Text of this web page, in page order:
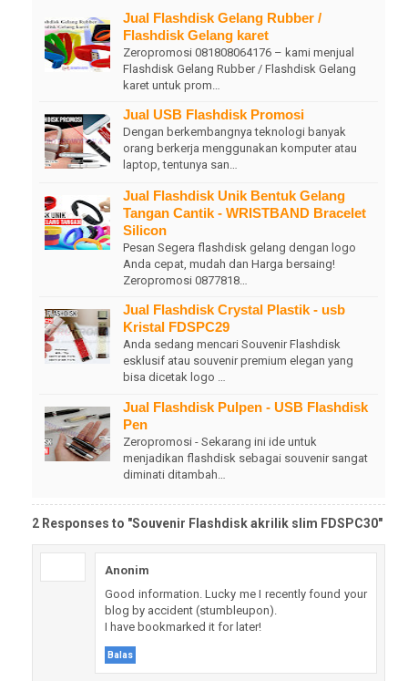
Jual Flashdisk Gelang Rubber /
Flashdisk Gelang karet
Zeropromosi 081808064176 – kami menjual
Flashdisk Gelang Rubber / Flashdisk Gelang
karet untuk prom…
Jual USB Flashdisk Promosi
Dengan berkembangnya teknologi banyak
orang berkerja menggunakan komputer atau
laptop, tentunya san…
Jual Flashdisk Unik Bentuk Gelang
Tangan Cantik - WRISTBAND Bracelet
Silicon
Pesan Segera flashdisk gelang dengan logo
Anda cepat, mudah dan Harga bersaing!
Zeropromosi 0877818…
Jual Flashdisk Crystal Plastik - usb
Kristal FDSPC29
Anda sedang mencari Souvenir Flashdisk
esklusif atau souvenir premium elegan yang
bisa dicetak logo …
Jual Flashdisk Pulpen - USB Flashdisk
Pen
Zeropromosi - Sekarang ini ide untuk
menjadikan flashdisk sebagai souvenir sangat
diminati ditambah…
2 Responses to "Souvenir Flashdisk akrilik slim FDSPC30"
Anonim
Good information. Lucky me I recently found your
blog by accident (stumbleupon).
I have bookmarked it for later!
Balas